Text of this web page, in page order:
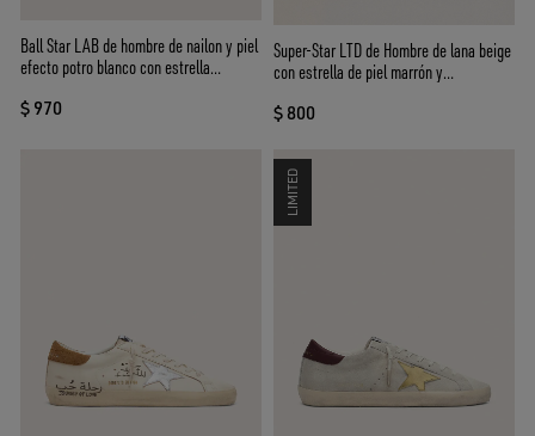
Ball Star LAB de hombre de nailon y piel
efecto potro blanco con estrella
$ 970
Super-Star LTD de Hombre de lana beige
con estrella de piel marrón y
$ 800
LIMITED